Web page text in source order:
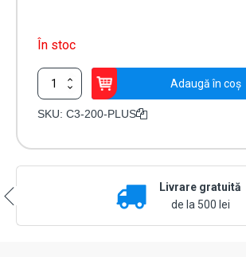
În stoc
Cantitate
Centrala
de
Adaugă în coș
SKU: C3-200-PLUS
Livrare gratuită
de la 500 lei